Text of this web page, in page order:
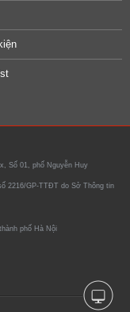
Số 01, phố Nguyễn Huy
2216/GP-TTĐT do Sở Thông tin
phố Hà Nội